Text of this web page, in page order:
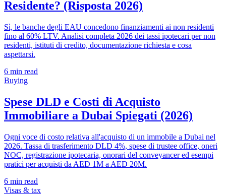
Residente? (Risposta 2026)
Sì, le banche degli EAU concedono finanziamenti ai non residenti
fino al 60% LTV. Analisi completa 2026 dei tassi ipotecari per non
residenti, istituti di credito, documentazione richiesta e cosa
aspettarsi.
6 min read
Buying
Spese DLD e Costi di Acquisto
Immobiliare a Dubai Spiegati (2026)
Ogni voce di costo relativa all'acquisto di un immobile a Dubai nel
2026. Tassa di trasferimento DLD 4%, spese di trustee office, oneri
NOC, registrazione ipotecaria, onorari del conveyancer ed esempi
pratici per acquisti da AED 1M a AED 20M.
6 min read
Visas & tax